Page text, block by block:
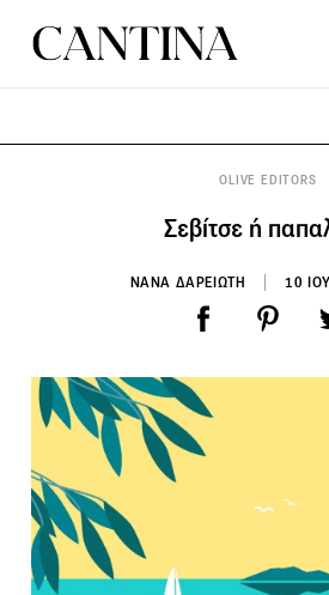
OLIVE EDITORS
Σεβίτσε ή
ΝΑΝΑ ΔΑΡΕΙΩΤΗ 10